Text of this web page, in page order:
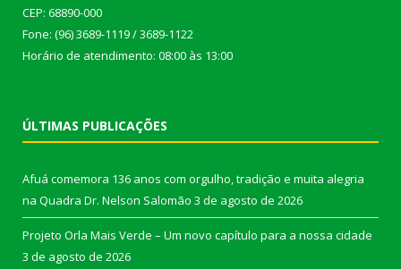
CEP: 68890-000
Fone: (96) 3689-1119 / 3689-1122
Horário de atendimento: 08:00 às 13:00
ÚLTIMAS PUBLICAÇÕES
Afuá comemora 136 anos com orgulho, tradição e muita alegria
na Quadra Dr. Nelson Salomão 3 de agosto de 2026
Projeto Orla Mais Verde – Um novo capítulo para a nossa cidade
3 de agosto de 2026